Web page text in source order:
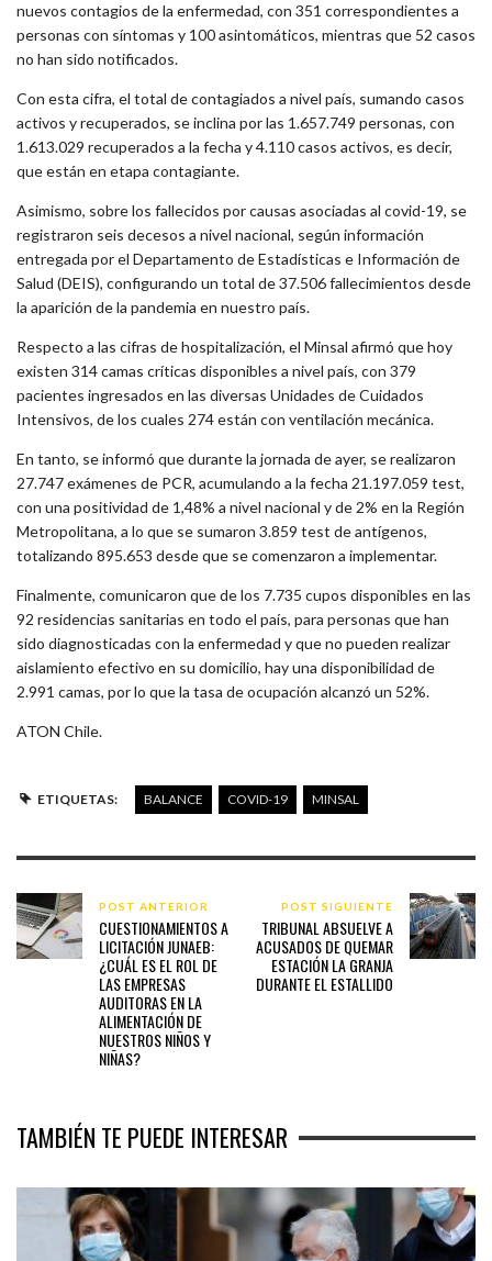
nuevos contagios de la enfermedad, con 351 correspondientes a
personas con síntomas y 100 asintomáticos, mientras que 52 casos
no han sido notificados.
Con esta cifra, el total de contagiados a nivel país, sumando casos
activos y recuperados, se inclina por las 1.657.749 personas, con
1.613.029 recuperados a la fecha y 4.110 casos activos, es decir,
que están en etapa contagiante.
Asimismo, sobre los fallecidos por causas asociadas al covid-19, se
registraron seis decesos a nivel nacional, según información
entregada por el Departamento de Estadísticas e Información de
Salud (DEIS), configurando un total de 37.506 fallecimientos desde
la aparición de la pandemia en nuestro país.
Respecto a las cifras de hospitalización, el Minsal afirmó que hoy
existen 314 camas críticas disponibles a nivel país, con 379
pacientes ingresados en las diversas Unidades de Cuidados
Intensivos, de los cuales 274 están con ventilación mecánica.
En tanto, se informó que durante la jornada de ayer, se realizaron
27.747 exámenes de PCR, acumulando a la fecha 21.197.059 test,
con una positividad de 1,48% a nivel nacional y de 2% en la Región
Metropolitana, a lo que se sumaron 3.859 test de antígenos,
totalizando 895.653 desde que se comenzaron a implementar.
Finalmente, comunicaron que de los 7.735 cupos disponibles en las
92 residencias sanitarias en todo el país, para personas que han
sido diagnosticadas con la enfermedad y que no pueden realizar
aislamiento efectivo en su domicilio, hay una disponibilidad de
2.991 camas, por lo que la tasa de ocupación alcanzó un 52%.
ATON Chile.
ETIQUETAS: BALANCE COVID-19 MINSAL
POST ANTERIOR
CUESTIONAMIENTOS A
LICITACIÓN JUNAEB:
¿CUÁL ES EL ROL DE
LAS EMPRESAS
AUDITORAS EN LA
ALIMENTACIÓN DE
NUESTROS NIÑOS Y
NIÑAS?
POST SIGUIENTE
TRIBUNAL ABSUELVE A
ACUSADOS DE QUEMAR
ESTACIÓN LA GRANJA
DURANTE EL ESTALLIDO
TAMBIÉN TE PUEDE INTERESAR